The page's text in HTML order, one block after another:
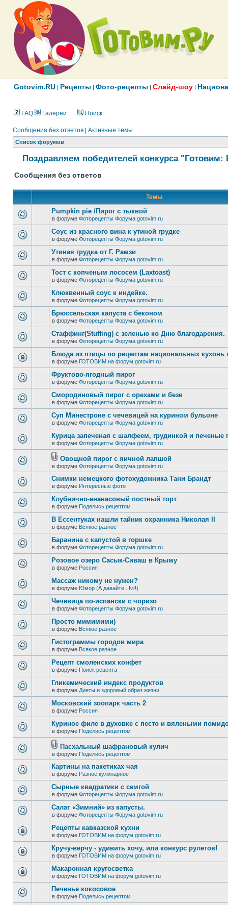
Gotovim.RU | Рецепты | Фото-рецепты | Слайд-шоу |
FAQ Галереи Поиск
Сообщения без ответов Активные темы
Список форумов
Поздравляем победителей конкурса
Сообщения без ответов
Темы
Pumpkin pie /Пирог с тыквой
в форуме Фоторецепты Форума gotovim.ru
Соус из красного вина к утиной грудке
в форуме Фоторецепты Форума gotovim.ru
Утиная грудка от Г. Рамзи
в форуме Фоторецепты Форума gotovim.ru
Тост с копченым лососем (Laxtoast)
в форуме Фоторецепты Форума gotovim.ru
Клюквенный соус к индейке.
в форуме Фоторецепты Форума gotovim.ru
Брюссельская капуста с беконом
в форуме Фоторецепты Форума gotovim.ru
Стаффинг(Stuffing) с зеленью ко Дню благодарения.
в форуме Фоторецепты Форума gotovim.ru
Блюда из птицы по рецептам национальных кухонь
в форуме ГОТОВИМ на форум.gotovim.ru
Фруктово-ягодный пирог
в форуме Фоторецепты Форума gotovim.ru
Смородиновый пирог с орехами и безе
в форуме Фоторецепты Форума gotovim.ru
Суп Минестроне с чечевицей на курином бульоне
в форуме Фоторецепты Форума gotovim.ru
Курица запеченая с шалфеем, грудинкой и
в форуме Фоторецепты Форума gotovim.ru
Овощной пирог с яичной лапшой
в форуме Фоторецепты Форума gotovim.ru
Снимки немецкого фотохудожника Тани Брандт
в форуме Интересные фото
Клубнично-ананасовый постный торт
в форуме Поделись рецептом
В Ессентуках нашли тайник охранника Николая II
в форуме Всякое разное
Баранина с капустой в горшке
в форуме Фоторецепты Форума gotovim.ru
Розовое озеро Сасык-Сиваш в Крыму
в форуме Россия
Массаж никому не нужен?
в форуме Юмор (А давайте...№!)
Чечевица по-испански с чоризо
в форуме Фоторецепты Форума gotovim.ru
Просто мимимими)
в форуме Всякое разное
Гистограммы городов мира
в форуме Всякое разное
Рецепт смоленских конфет
в форуме Поиск рецепта
Гликемический индекс продуктов
в форуме Диеты и здоровый образ жизни
Московский зоопарк часть 2
в форуме Россия
Куриное филе в духовке с песто и вялеными
в форуме Поделись рецептом
Пасхальный шафрановый кулич
в форуме Поделись рецептом
Картины на пакетиках чая
в форуме Разное кулинарное
Сырные квадратики с семгой
в форуме Фоторецепты Форума gotovim.ru
Салат «Зимний» из капусты.
в форуме Фоторецепты Форума gotovim.ru
Рецепты кавказской кухни
в форуме ГОТОВИМ на форум.gotovim.ru
Кручу-верчу - удивить хочу, или конкурс рулетов!
в форуме ГОТОВИМ на форум.gotovim.ru
Макаронная кругосветка
в форуме ГОТОВИМ на форум.gotovim.ru
Печенье кокосовое
в форуме Поделись рецептом